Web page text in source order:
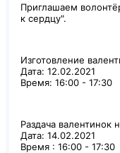
Приглашаем
к сердцу".
Изготовление
Дата: 12.02.2021
Время: 16:00 - 17:30
Раздача валентинок
Дата: 14.02.2021
Время : 16:00 - 17:30